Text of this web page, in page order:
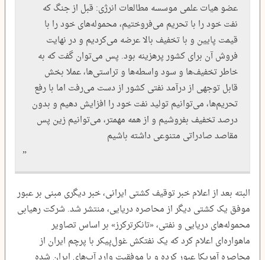
عضو هیات علمی موسسه مطالعات انرژی: قبل از جنگ که
نفت خود را با تحریم می‌فروختیم، محموله‌های خود را با
قیمت پایین و با تخفیف بالا عرضه می‌کردیم و در نهایت
فروش آن برای کشور پرهزینه بود. پس می‌توان گفت که به
خاطر تخفیف‌ها و سود واسطه‌ها و تراستی‌ها، عملا بخش
قابل توجهی از درآمد نفتی کشور از دست می‌رفت اما با رفع
تحریم‌ها، می‌توانیم تولید نفت خود را افزایش دهیم و بدون
درصد تخفیف بفروشیم و از همه مهمتر، می‌توانیم زین پس
مقاصد صادراتی متنوعی داشته باشیم
البته بعد از اعلام خبر توقیف کشتی ایرانی، خبر دیگری مبنی بر عبور
موفق یک کشتی دیگر از محاصره دریایی، منتشر شد. شرکت رهیابی
محموله‌های دریایی و نفتی، «تانکرترکرز» بر اساس تصاویر
ماهواره‌ای اعلام کرد که یک نفتکش غول‌پیکر با پرچم ایران از